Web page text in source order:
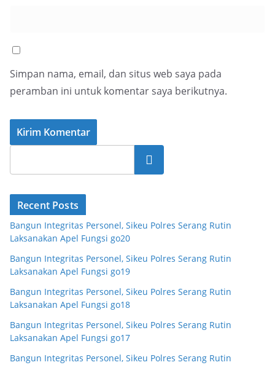
Simpan nama, email, dan situs web saya pada
peramban ini untuk komentar saya berikutnya.
Cari
Recent Posts
Bangun Integritas Personel, Sikeu Polres Serang Rutin
Laksanakan Apel Fungsi go20
Bangun Integritas Personel, Sikeu Polres Serang Rutin
Laksanakan Apel Fungsi go19
Bangun Integritas Personel, Sikeu Polres Serang Rutin
Laksanakan Apel Fungsi go18
Bangun Integritas Personel, Sikeu Polres Serang Rutin
Laksanakan Apel Fungsi go17
Bangun Integritas Personel, Sikeu Polres Serang Rutin